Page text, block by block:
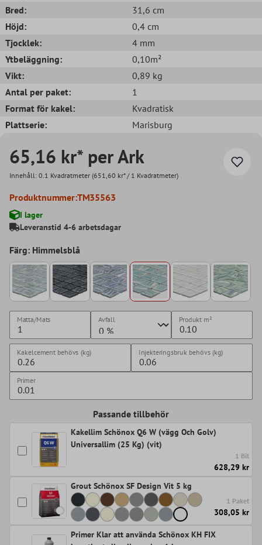
Bred:
31,6 cm
Höjd:
0,4 cm
Tjocklek:
4 mm
Ytbeläggning:
0,10m²
Vikt:
0,89 kg
Antal per paket:
1
Format för kakel:
Kvadratisk
Plattserie:
Marisburg
65,16 kr* per Ark
Innehåll: 0.1 Kvadratmeter (651,60 kr* / 1 Kvadratmeter)
Produktnummer:TM35563
I lager
Leveranstid 4-6 arbetsdagar
Färg: Himmelsblå
Matta/Mats Avfall Produkt m²
Kakelcement behövs (kg) Injekteringsbruk behövs (kg)
Primer
Passande tillbehör
Kakellim Schönox Q6 W (vägg Och Golv)
Universallim (25 Kg) (vit)
1 Bit
628,29 kr
Grout Schönox SF Design Vit 5 kg
1 Paket
308,05 kr
Primer Klar att använda Schönox KH FIX